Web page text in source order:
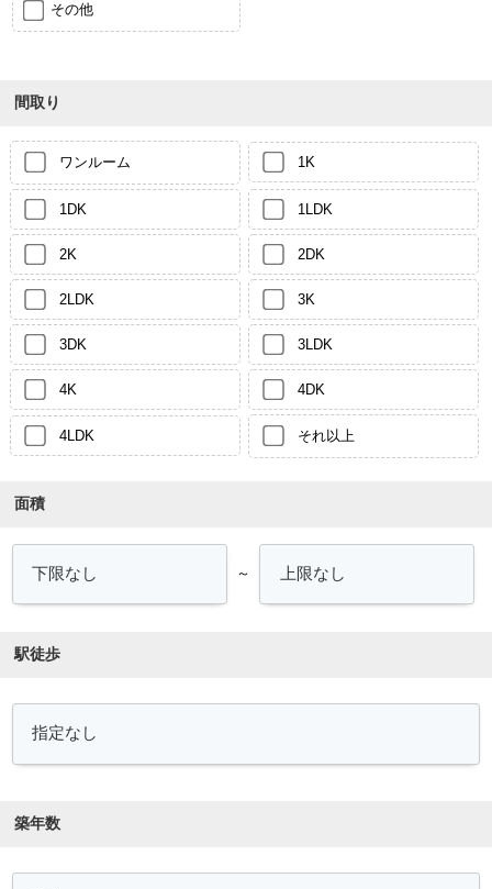
その他
間取り
ワンルーム 1K
1DK 1LDK
2K 2DK
2LDK 3K
3DK 3LDK
4K 4DK
4LDK それ以上
面積
～
駅徒歩
築年数